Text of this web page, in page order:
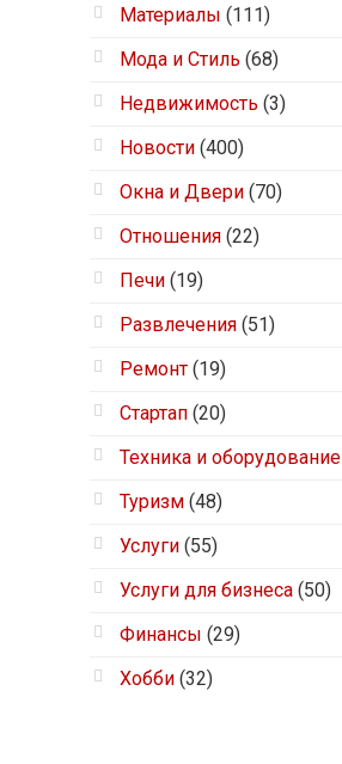
Материалы (111)
Мода и Стиль (68)
Недвижимость (3)
Новости (400)
Окна и Двери (70)
Отношения (22)
Печи (19)
Развлечения (51)
Ремонт (19)
Стартап (20)
Техника и оборудование
Туризм (48)
Услуги (55)
Услуги для бизнеса (50)
Финансы (29)
Хобби (32)